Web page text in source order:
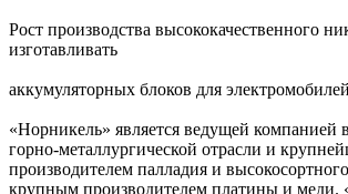
Рост производства высококачественного
изготавливать
аккумуляторных блоков для электромобилей
«Норникель» является ведущей компанией
горно-металлургической отрасли и
производителем палладия и
крупным производителем платины и меди.